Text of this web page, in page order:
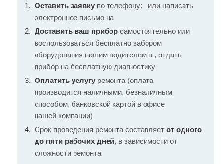
Оставить заявку по телефону:
или написать
электронное письмо на
Доставить ваш прибор самостоятельно или
воспользоваться бесплатно забором
оборудования нашим водителем в , отдать
прибор на бесплатную диагностику
Оплатить услугу ремонта (оплата
производится наличными, безналичным
способом, банковской картой в офисе
нашей компании)
Срок проведения ремонта составляет от одного
до пяти рабочих дней, в зависимости от
сложности ремонта